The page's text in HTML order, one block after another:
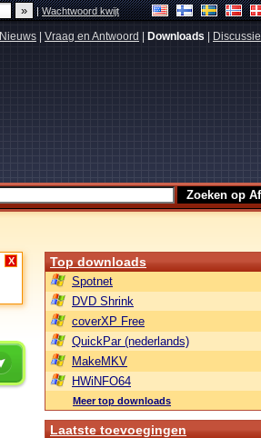
|Wachtwoord kwijt
Nieuws Vraag en Antwoord Downloads Discussie
X Top downloads
Spotnet
DVD Shrink
coverXP Free
QuickPar (nederlands)
MakeMKV
HWiNFO64
Meer top downloads
Laatste toevoegingen